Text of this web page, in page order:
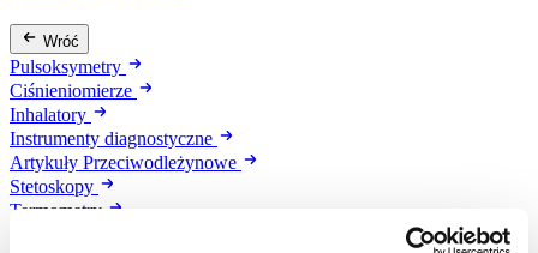
Wróć
Pulsoksymetry
Ciśnieniomierze
Inhalatory
Instrumenty diagnostyczne
Artykuły Przeciwodleżynowe
Stetoskopy
Termometry